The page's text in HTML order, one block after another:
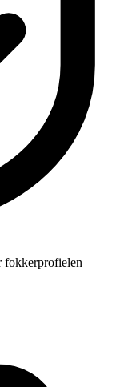
fokkerprofielen